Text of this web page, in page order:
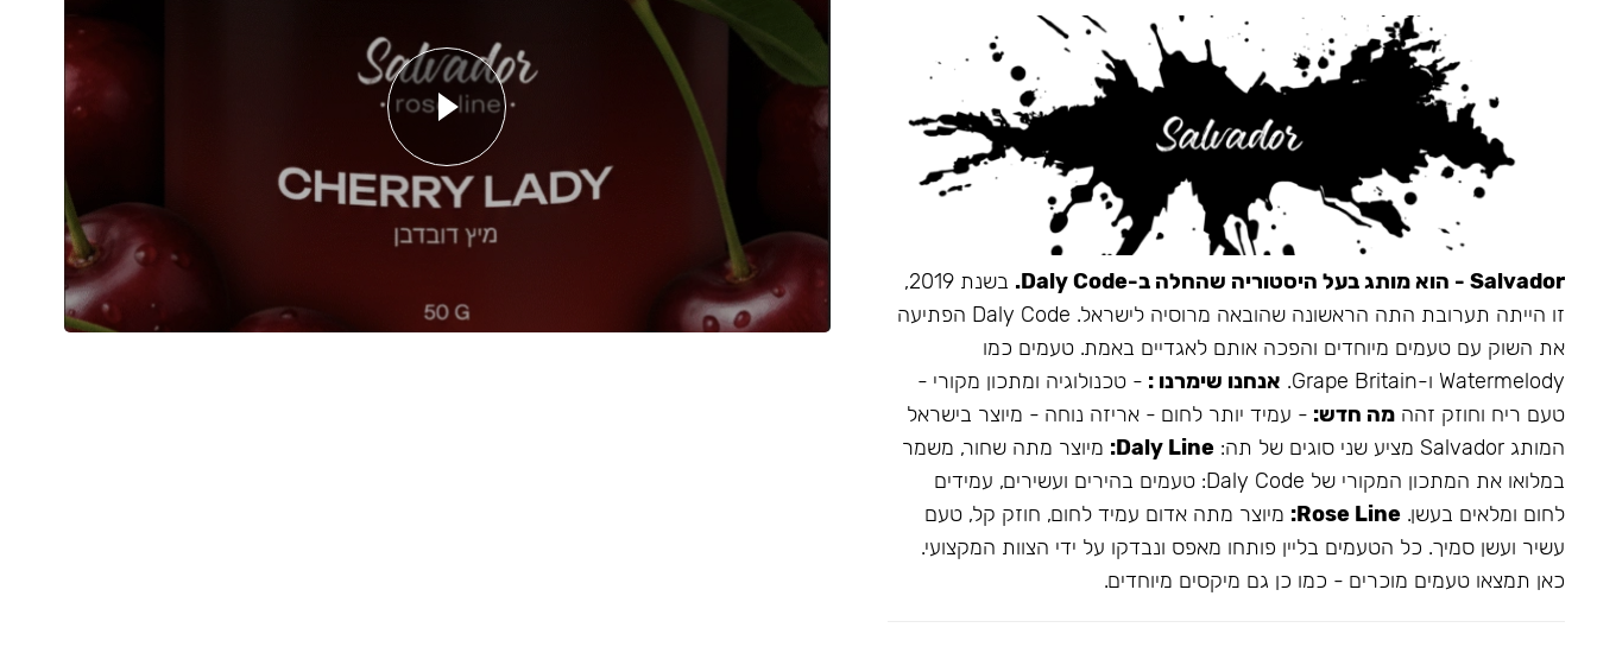
Salvador - הוא מותג בעל היסטוריה שהחלה ב-Daly Code.
בשנת 2019,
זו הייתה תערובת התה הראשונה שהובאה מרוסיה לישראל. Daly Code הפתיעה
את השוק עם טעמים מיוחדים והפכה אותם לאגדיים באמת. טעמים כמו
Watermelody ו-Grape Britain.
אנחנו שימרנו : - טכנולוגיה ומתכון מקורי -
טעם ריח וחוזק זהה מה חדש: - עמיד יותר לחום - אריזה נוחה - מיוצר בישראל
המותג Salvador מציע שני סוגים של תה:
Daly Line: מיוצר מתה שחור, משמר
במלואו את המתכון המקורי של Daly Code: טעמים בהירים ועשירים, עמידים
לחום ומלאים בעשן. Rose Line: מיוצר מתה אדום עמיד לחום, חוזק קל, טעם
עשיר ועשן סמיך. כל הטעמים בליין פותחו מאפס ונבדקו על ידי הצוות המקצועי.
כאן תמצאו טעמים מוכרים - כמו כן גם מיקסים מיוחדים.